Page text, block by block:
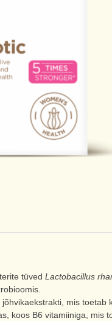
tüved Lactobacillus
mis
koos B6 vitamiiniga, mis